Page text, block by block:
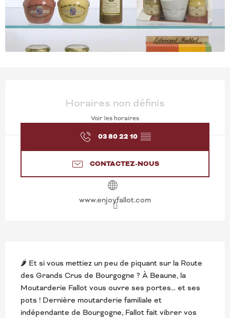
OUVERTURE ET
Horaires non définis
Voir les horaires
03 80 22 10 ▒▒
CONTACTEZ-NOUS
www.enjoyfallot.com
DESCRIPTION
🌶️ Et si vous mettiez un peu de piquant sur la Route
des Grands Crus de Bourgogne ? À Beaune, la
Moutarderie Fallot vous ouvre ses portes… et ses
pots ! Dernière moutarderie familiale et
indépendante de Bourgogne, Fallot fait vibrer vos